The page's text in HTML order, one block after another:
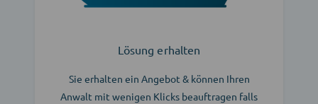
Lösung erhalten
Sie erhalten ein Angebot & können Ihren
Anwalt mit wenigen Klicks beauftragen falls